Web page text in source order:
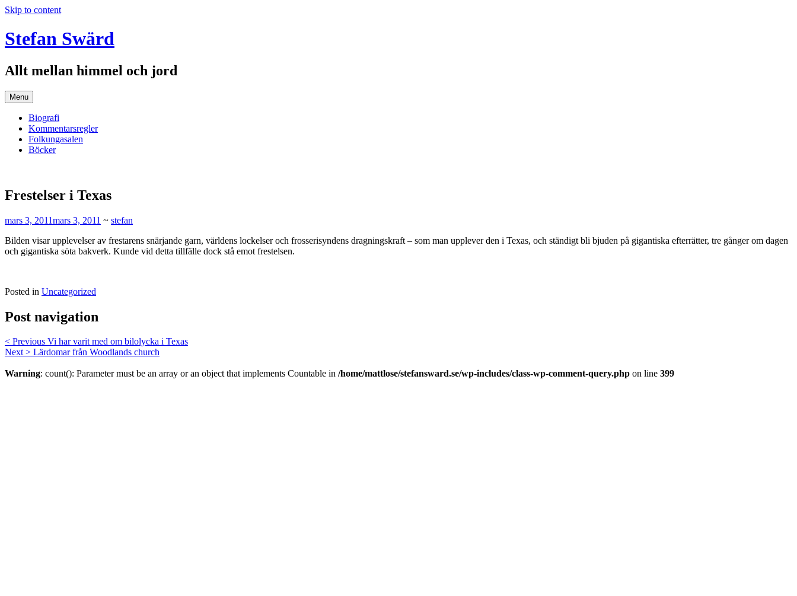
Skip to content
Stefan Swärd
Allt mellan himmel och jord
Menu
Biografi
Kommentarsregler
Folkungasalen
Böcker
Frestelser i Texas
mars 3, 2011mars 3, 2011 ~ stefan
Bilden visar upplevelser av frestarens snärjande garn, världens lockelser och frosserisyndens dragningskraft – som man upplever den i Texas, och ständigt bli bjuden på gigantiska efterrätter, tre gånger om dagen
och gigantiska söta bakverk. Kunde vid detta tillfälle dock stå emot frestelsen.
Posted in Uncategorized
Post navigation
< Previous Vi har varit med om bilolycka i Texas
Next > Lärdomar från Woodlands church
Warning: count(): Parameter must be an array or an object that implements Countable in /home/mattlose/stefansward.se/wp-includes/class-wp-comment-query.php on line 399